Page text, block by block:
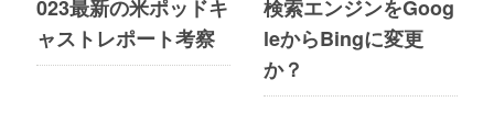
023最新の米ポッドキ
ャストレポート考察
検索エンジンをGoog
leからBingに変更
か？